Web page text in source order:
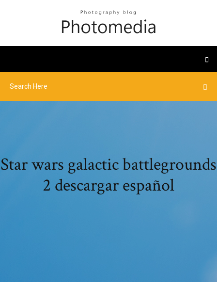
Star wars galactic battlegrounds
2 descargar español